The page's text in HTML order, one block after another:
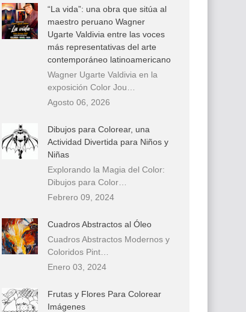
“La vida”: una obra que sitúa al
maestro peruano Wagner
Ugarte Valdivia entre las voces
más representativas del arte
contemporáneo latinoamericano
Wagner Ugarte Valdivia en la
exposición Color Jou…
Agosto 06, 2026
Dibujos para Colorear, una
Actividad Divertida para Niños y
Niñas
Explorando la Magia del Color:
Dibujos para Color…
Febrero 09, 2024
Cuadros Abstractos al Óleo
Cuadros Abstractos Modernos y
Coloridos Pint…
Enero 03, 2024
Frutas y Flores Para Colorear
Imágenes